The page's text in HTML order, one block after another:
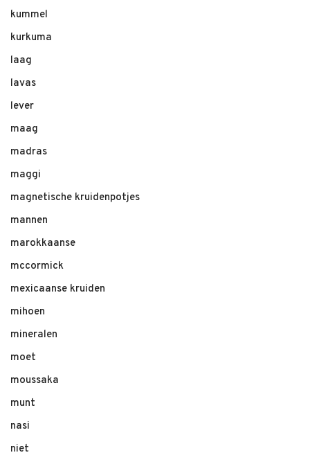
kummel
kurkuma
laag
lavas
lever
maag
madras
maggi
magnetische kruidenpotjes
mannen
marokkaanse
mccormick
mexicaanse kruiden
mihoen
mineralen
moet
moussaka
munt
nasi
niet